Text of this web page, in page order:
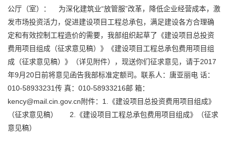
公厅（室）：
为深化建筑业“放管服”改革，降低企业经营成本，激
发市场投资活力，促进建设项目工程总承包，满足建设各方合理确
定和有效控制工程造价的需要，我部组织起草了《建设项目总投资
费用项目组成（征求意见稿）》《建设项目工程总承包费用项目组
成（征求意见稿）》（详见附件），现送你们征求意见，请于2017
年9月20日前将意见函告我部标准定额司。 联系人：唐亚丽电 话：
010-58933231传 真：010-58933216邮 箱：
kency@mail.cin.gov.cn附件：1.《建设项目总投资费用项目组成》
（征求意见稿）
2.《建设项目工程总承包费用项目组成》（征求
意见稿）